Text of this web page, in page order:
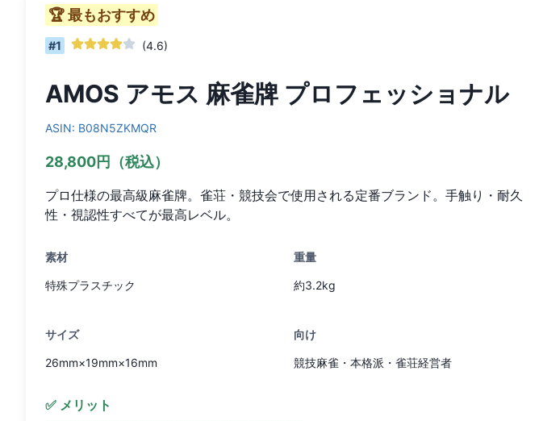
🏆 最もおすすめ
#1 (4.6)
AMOS アモス 麻雀牌 プロフェッショナル
ASIN: B08N5ZKMQR
28,800円（税込）
プロ仕様の最高級麻雀牌。雀荘・競技会で使用される定番ブランド。手触り・耐久
性・視認性すべてが最高レベル。
素材
特殊プラスチック
重量
約3.2kg
サイズ
26mm×19mm×16mm
向け
競技麻雀・本格派・雀荘経営者
✅ メリット